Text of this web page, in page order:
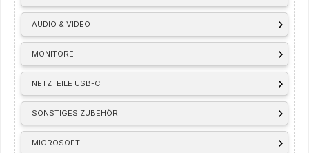
AUDIO & VIDEO
MONITORE
NETZTEILE USB-C
SONSTIGES ZUBEHÖR
MICROSOFT